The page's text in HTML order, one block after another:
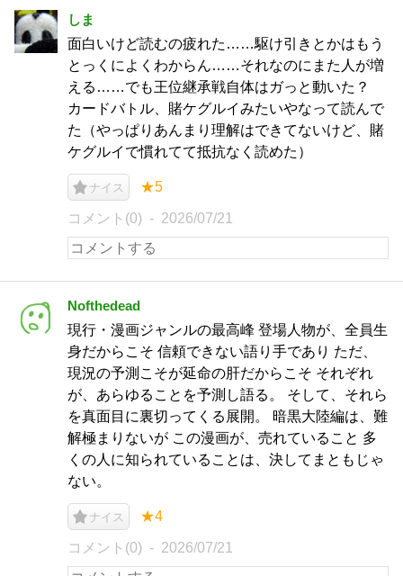
しま
面白いけど読むの疲れた……駆け引きとかはもう
とっくによくわからん……それなのにまた人が増
える……でも王位継承戦自体はガっと動いた？
カードバトル、賭ケグルイみたいやなって読んで
た（やっぱりあんまり理解はできてないけど、賭
ケグルイで慣れてて抵抗なく読めた）
ナイス ★5
コメント(0) 2026/07/21
Nofthedead
現行・漫画ジャンルの最高峰 登場人物が、全員生
身だからこそ 信頼できない語り手であり ただ、
現況の予測こそが延命の肝だからこそ それぞれ
が、あらゆることを予測し語る。 そして、それら
を真面目に裏切ってくる展開。 暗黒大陸編は、難
解極まりないが この漫画が、売れていること 多
くの人に知られていることは、決してまともじゃ
ない。
ナイス ★4
コメント(0) 2026/07/21